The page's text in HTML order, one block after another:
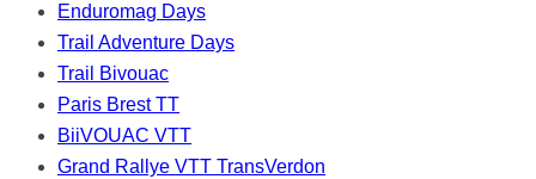
Enduromag Days
Trail Adventure Days
Trail Bivouac
Paris Brest TT
BiiVOUAC VTT
Grand Rallye VTT TransVerdon